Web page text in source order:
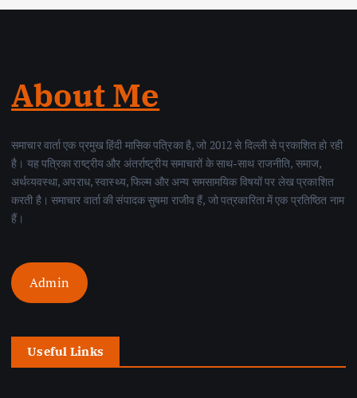
About Me
समाचार वार्ता एक प्रमुख हिंदी मासिक पत्रिका है, जो 2012 से दिल्ली से प्रकाशित हो रही
है। यह पत्रिका राष्ट्रीय और अंतर्राष्ट्रीय समाचारों के साथ-साथ राजनीति, समाज,
अर्थव्यवस्था, अपराध, स्वास्थ्य, फिल्म और अन्य समसामयिक विषयों पर लेख प्रकाशित
करती है। समाचार वार्ता की संपादक सुषमा राजीव हैं, जो पत्रकारिता में एक प्रतिष्ठित नाम
हैं।
Admin
Useful Links